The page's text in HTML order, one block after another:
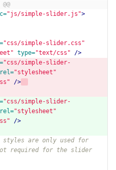
"js/simple-slider.js">
"css/simple-slider.css"
type="text/css"
/>
"css/simple-slider-
rel="stylesheet"
/>
"css/simple-slider-
rel="stylesheet"
/>
styles are only used for
required for the slider